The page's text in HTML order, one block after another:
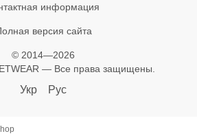
информация
версия сайта
© 2014—2026
— Все права защищены.
Укр Рус